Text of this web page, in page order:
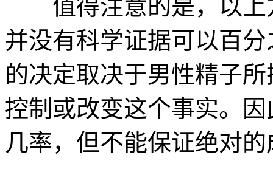
值得注意的是，以上
并没有科学证据可以百
的决定取决于男性精子
控制或改变这个事实。
几率，但不能保证绝对